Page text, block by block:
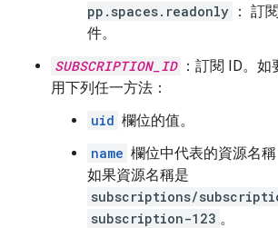
pp.spaces.readonly ： 訂
件。
SUBSCRIPTION_ID ：訂閱 ID。
用下列任一方法：
uid 欄位的值。
name 欄位中代表的資源名稱
如果資源名稱是
subscriptions/
subscription-123 。